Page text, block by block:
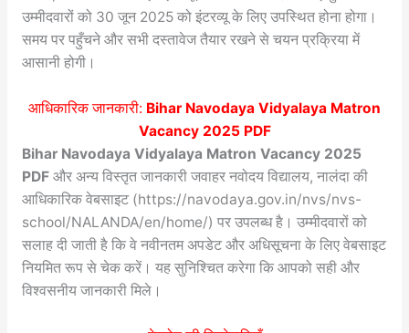
उम्मीदवारों को 30 जून 2025 को इंटरव्यू के लिए उपस्थित होना होगा।
समय पर पहुँचने और सभी दस्तावेज तैयार रखने से चयन प्रक्रिया में
आसानी होगी।
आधिकारिक जानकारी: Bihar Navodaya Vidyalaya Matron
Vacancy 2025 PDF
Bihar Navodaya Vidyalaya Matron Vacancy 2025
PDFऔर अन्य विस्तृत जानकारी जवाहर नवोदय विद्यालय, नालंदा की
आधिकारिक वेबसाइट (https://navodaya.gov.in/nvs/nvs-
school/NALANDA/en/home/) पर उपलब्ध है। उम्मीदवारों को
सलाह दी जाती है कि वे नवीनतम अपडेट और अधिसूचना के लिए वेबसाइट
नियमित रूप से चेक करें। यह सुनिश्चित करेगा कि आपको सही और
विश्वसनीय जानकारी मिले।